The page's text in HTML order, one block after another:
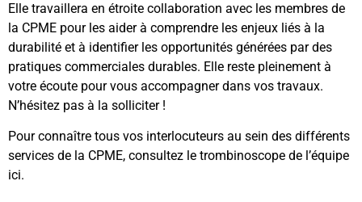
Elle travaillera en étroite collaboration avec les membres de
la CPME pour les aider à comprendre les enjeux liés à la
durabilité et à identifier les opportunités générées par des
pratiques commerciales durables. Elle reste pleinement à
votre écoute pour vous accompagner dans vos travaux.
N’hésitez pas à la solliciter !
Pour connaître tous vos interlocuteurs au sein des différents
services de la CPME, consultez le trombinoscope de l’équipe
ici.